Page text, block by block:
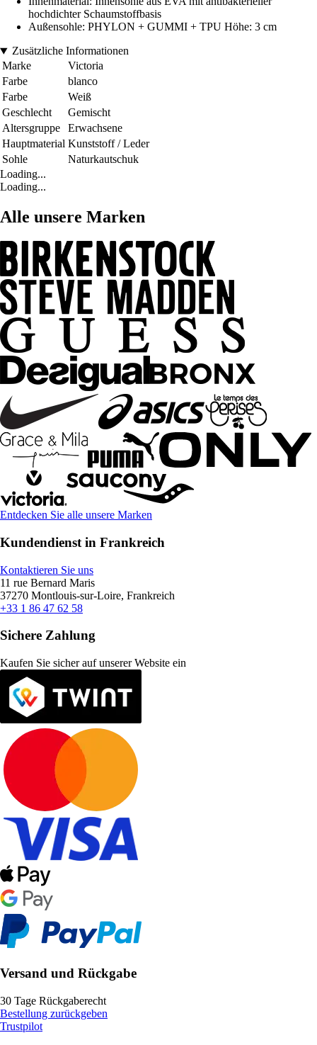
hochdichter Schaumstoffbasis
Außensohle: PHYLON + GUMMI + TPU Höhe: 3 cm
Zusätzliche Informationen
Marke
Victoria
Farbe
blanco
Farbe
Weiß
Geschlecht
Gemischt
Altersgruppe
Erwachsene
Hauptmaterial Kunststoff / Leder
Sohle
Naturkautschuk
Loading...
Loading...
Alle unsere Marken
Entdecken Sie alle unsere Marken
Kundendienst in Frankreich
Kontaktieren Sie uns
11 rue Bernard Maris
37270 Montlouis-sur-Loire, Frankreich
+33 1 86 47 62 58
Sichere Zahlung
Kaufen Sie sicher auf unserer Website ein
Versand und Rückgabe
30 Tage Rückgaberecht
Bestellung zurückgeben
Trustpilot